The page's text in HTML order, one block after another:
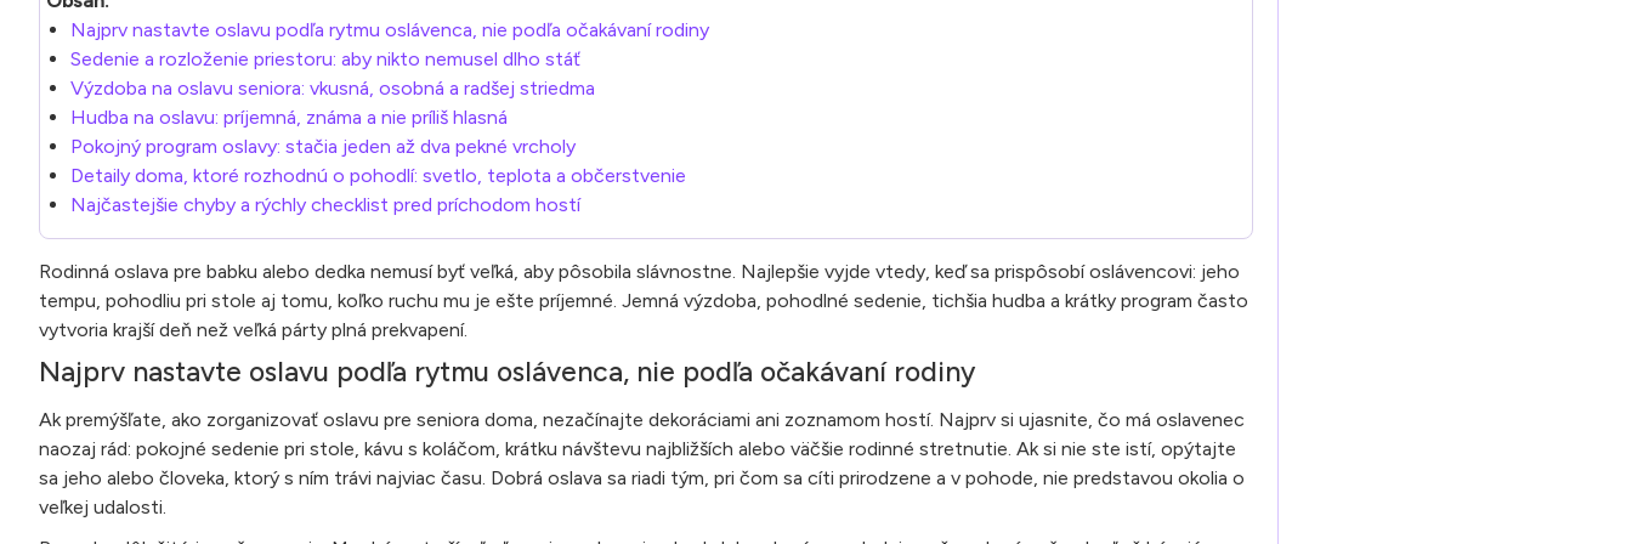
Najprv nastavte oslavu podľa rytmu oslávenca, nie podľa očakávaní rodiny
Sedenie a rozloženie priestoru: aby nikto nemusel dlho stáť
Výzdoba na oslavu seniora: vkusná, osobná a radšej striedma
Hudba na oslavu: príjemná, známa a nie príliš hlasná
Pokojný program oslavy: stačia jeden až dva pekné vrcholy
Detaily doma, ktoré rozhodnú o pohodlí: svetlo, teplota a občerstvenie
Najčastejšie chyby a rýchly checklist pred príchodom hostí
Rodinná oslava pre babku alebo dedka nemusí byť veľká, aby pôsobila slávnostne. Najlepšie vyjde vtedy, keď sa prispôsobí oslávencovi: jeho
tempu, pohodliu pri stole aj tomu, koľko ruchu mu je ešte príjemné. Jemná výzdoba, pohodlné sedenie, tichšia hudba a krátky program často
vytvoria krajší deň než veľká párty plná prekvapení.
Najprv nastavte oslavu podľa rytmu oslávenca, nie podľa očakávaní rodiny
Ak premýšľate, ako zorganizovať oslavu pre seniora doma, nezačínajte dekoráciami ani zoznamom hostí. Najprv si ujasnite, čo má oslavenec
naozaj rád: pokojné sedenie pri stole, kávu s koláčom, krátku návštevu najbližších alebo väčšie rodinné stretnutie. Ak si nie ste istí, opýtajte
sa jeho alebo človeka, ktorý s ním trávi najviac času. Dobrá oslava sa riadi tým, pri čom sa cíti prirodzene a v pohode, nie predstavou okolia o
veľkej udalosti.